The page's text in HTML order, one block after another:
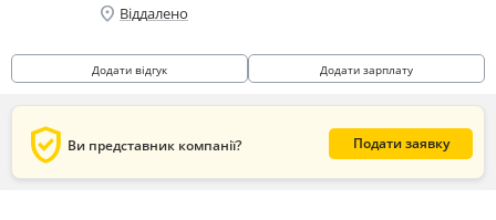
location_on Віддалено
Додати відгук Додати зарплату
verified_user Ви представник компанії? Подати заявку